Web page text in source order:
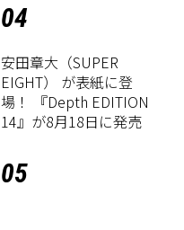
04
安田章大（SUPER
EIGHT） が表紙に登
場！ 『Depth EDITION
14』が8月18日に発売
05